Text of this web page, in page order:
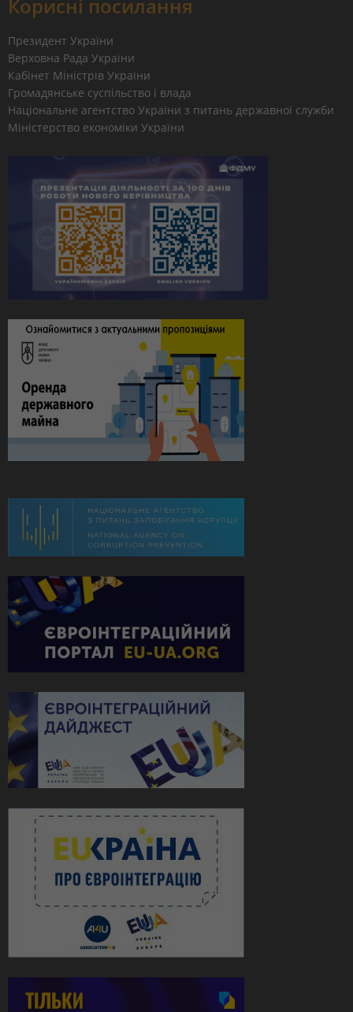
Корисні посилання
Президент України
Верховна Рада України
Кабінет Міністрів України
Громадянське суспільство і влада
Національне агентство України з питань державної служби
Міністерство економіки України